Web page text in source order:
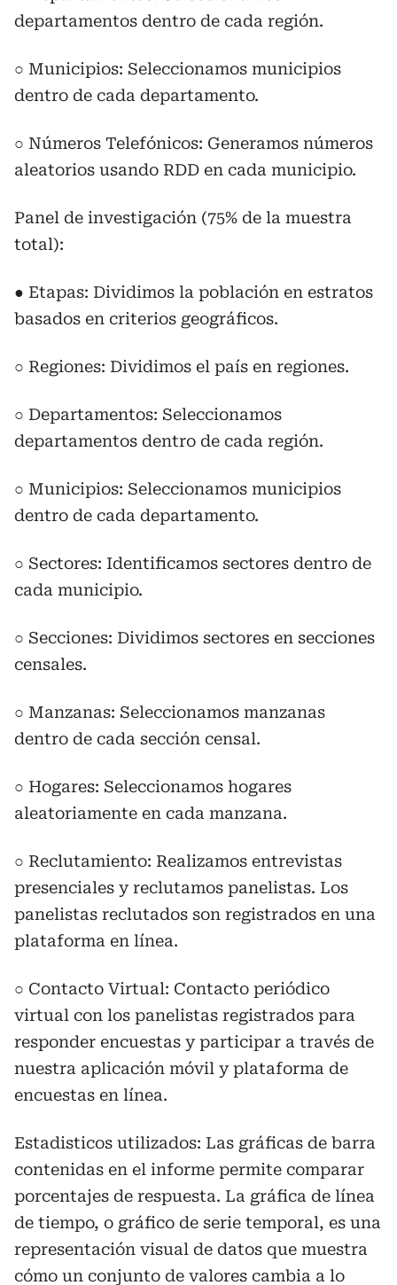
departamentos dentro de cada región.
○ Municipios: Seleccionamos municipios
dentro de cada departamento.
○ Números Telefónicos: Generamos números
aleatorios usando RDD en cada municipio.
Panel de investigación (75% de la muestra
total):
● Etapas: Dividimos la población en estratos
basados en criterios geográficos.
○ Regiones: Dividimos el país en regiones.
○ Departamentos: Seleccionamos
departamentos dentro de cada región.
○ Municipios: Seleccionamos municipios
dentro de cada departamento.
○ Sectores: Identificamos sectores dentro de
cada municipio.
○ Secciones: Dividimos sectores en secciones
censales.
○ Manzanas: Seleccionamos manzanas
dentro de cada sección censal.
○ Hogares: Seleccionamos hogares
aleatoriamente en cada manzana.
○ Reclutamiento: Realizamos entrevistas
presenciales y reclutamos panelistas. Los
panelistas reclutados son registrados en una
plataforma en línea.
○ Contacto Virtual: Contacto periódico
virtual con los panelistas registrados para
responder encuestas y participar a través de
nuestra aplicación móvil y plataforma de
encuestas en línea.
Estadisticos utilizados: Las gráficas de barra
contenidas en el informe permite comparar
porcentajes de respuesta. La gráfica de línea
de tiempo, o gráfico de serie temporal, es una
representación visual de datos que muestra
cómo un conjunto de valores cambia a lo